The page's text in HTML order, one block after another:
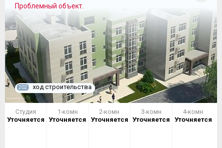
Проблемный объект.
202 ход строительства
Студия
Уточняется
1-комн
Уточняется
2-комн
Уточняется
3-комн
Уточняется
4-комн
Уточняется